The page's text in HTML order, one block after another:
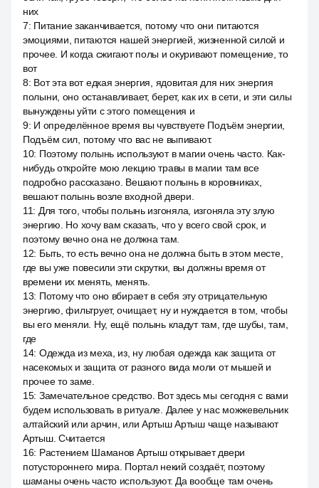
них
7: Питание заканчивается, потому что они питаются
эмоциями, питаются нашей энергией, жизненной силой и
прочее. И когда сжигают полы и окуривают помещение, то
вот
8: Вот эта вот едкая энергия, ядовитая для них энергия
полыни, оно останавливает, берет, как их в сети, и эти силы
вынуждены уйти с этого помещения и
9: И определённое время вы чувствуете Подъём энергии,
Подъём сил, потому что вас не выпивают.
10: Поэтому полынь используют в магии очень часто. Как-
нибудь откройте мою лекцию травы в магии там все
подробно рассказано. Вешают полынь в коровниках,
вешают полынь возле входной двери.
11: Для того, чтобы полынь изгоняла, изгоняла эту злую
энергию. Но хочу вам сказать, что у всего свой срок, и
поэтому вечно она не должна там.
12: Быть, то есть вечно она не должна быть в этом месте,
где вы уже повесили эти скрутки, вы должны время от
времени их менять, менять.
13: Потому что оно вбирает в себя эту отрицательную
энергию, фильтрует, очищает, ну и нуждается в том, чтобы
вы его меняли. Ну, ещё полынь кладут там, где шубы, там,
где
14: Одежда из меха, из, ну любая одежда как защита от
насекомых и защита от разного вида моли от мышей и
прочее то заме.
15: Замечательное средство. Вот здесь мы сегодня с вами
будем использовать в ритуале. Далее у нас можжевельник
алтайский или арчин, или Артыш Артыш чаще называют
Артыш. Считается
16: Растением Шаманов Артыш открывает двери
потустороннего мира. Портал некий создаёт, поэтому
шаманы очень часто используют. Да вообще там очень